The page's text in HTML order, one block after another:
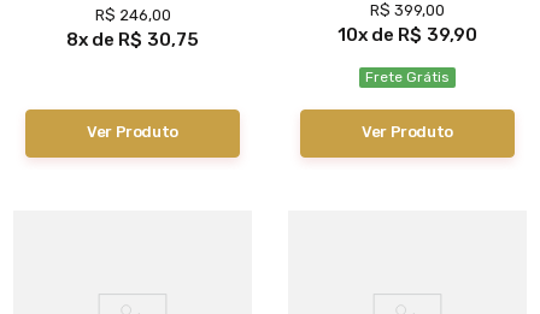
R$ 246,00
8 R$ 30,75
Ver Produto
R$ 399,00
10 R$ 39,90
Frete Grátis
Ver Produto